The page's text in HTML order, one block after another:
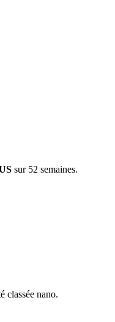
sur 52 semaines.
classée nano.